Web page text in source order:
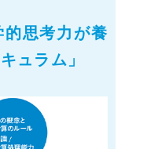
思考力が養
ュラム」